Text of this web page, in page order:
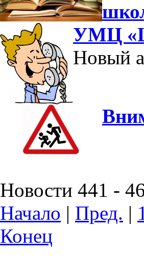
УМЦ
Новый
Новости 441 -
Начало | Пред. |
Конец